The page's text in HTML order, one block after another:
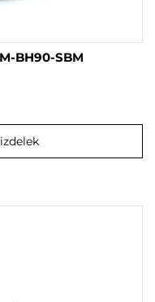
BH90-SBM